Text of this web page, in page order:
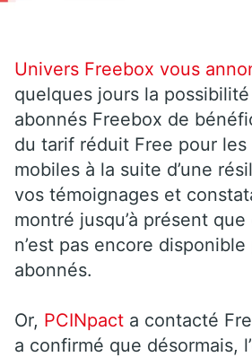
Univers Freebox vous
quelques jours la
abonnés Freebox de
du tarif réduit Free pour
mobiles à la suite d’une
vos témoignages et
montré jusqu’à présent
n’est pas encore
abonnés.
Or, PCINpact a contacté
a confirmé que désormais,